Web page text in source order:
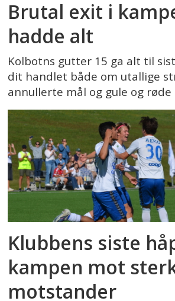
Brutal exit i
hadde alt
Kolbotns gutter 15 ga alt til
dit handlet både om utallige
annullerte mål og gule og røde
Klubbens siste
kampen mot
motstander